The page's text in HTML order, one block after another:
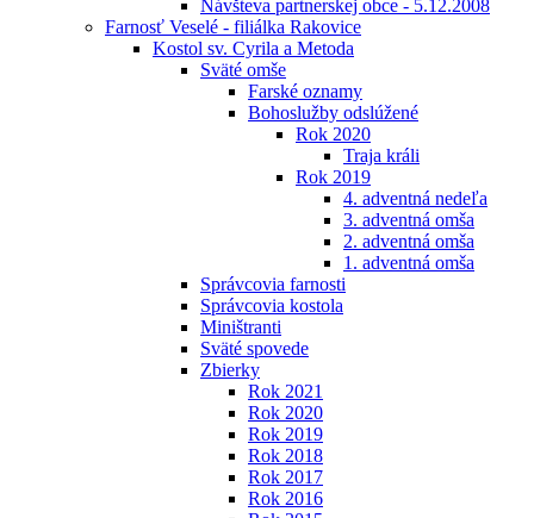
Návšteva partnerskej obce - 5.12.2008
Farnosť Veselé - filiálka Rakovice
Kostol sv. Cyrila a Metoda
Sväté omše
Farské oznamy
Bohoslužby odslúžené
Rok 2020
Traja králi
Rok 2019
4. adventná nedeľa
3. adventná omša
2. adventná omša
1. adventná omša
Správcovia farnosti
Správcovia kostola
Miništranti
Sväté spovede
Zbierky
Rok 2021
Rok 2020
Rok 2019
Rok 2018
Rok 2017
Rok 2016